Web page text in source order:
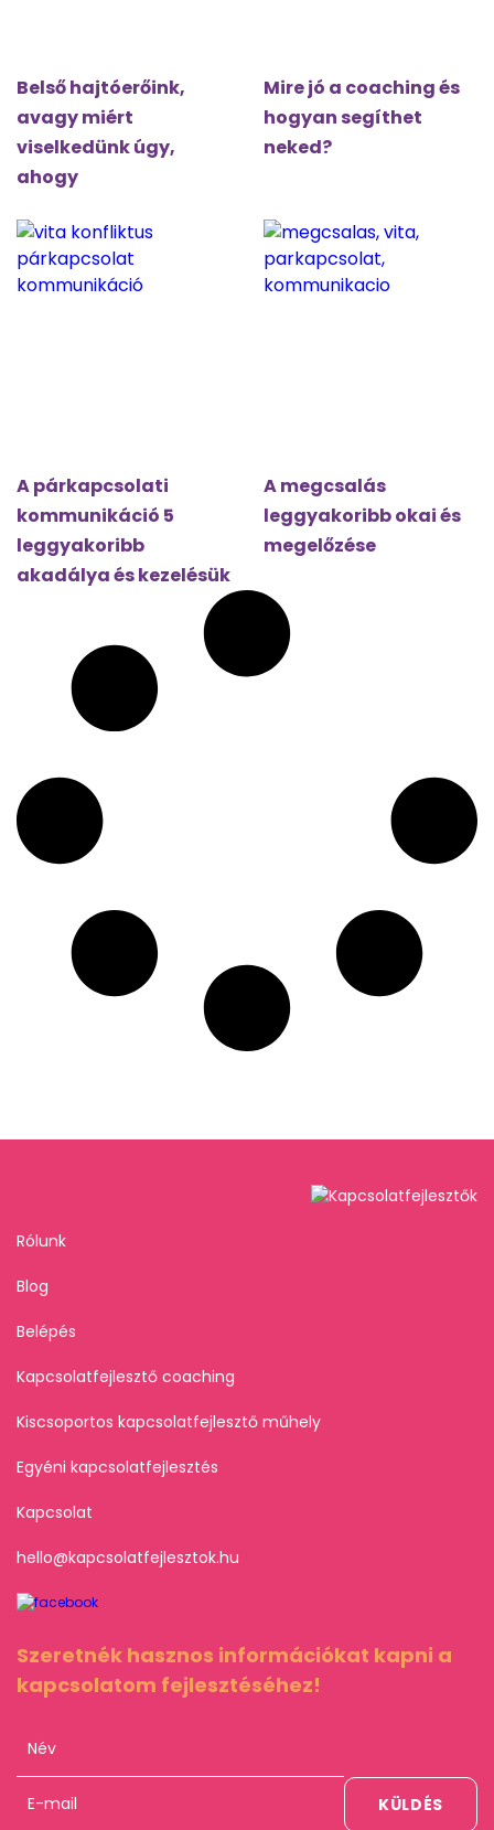
Belső hajtóerőink,
avagy miért
viselkedünk úgy,
ahogy
Mire jó a coaching és
hogyan segíthet
neked?
A párkapcsolati
kommunikáció 5
leggyakoribb
akadálya és kezelésük
A megcsalás
leggyakoribb okai és
megelőzése
Rólunk
Blog
Belépés
Kapcsolatfejlesztő coaching
Kiscsoportos kapcsolatfejlesztő műhely
Egyéni kapcsolatfejlesztés
Kapcsolat
hello@kapcsolatfejlesztok.hu
Szeretnék hasznos információkat kapni a
kapcsolatom fejlesztéséhez!